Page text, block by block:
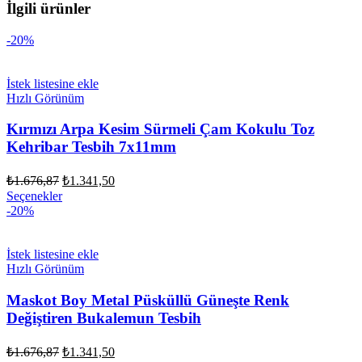
İlgili ürünler
-20%
İstek listesine ekle
Hızlı Görünüm
Kırmızı Arpa Kesim Sürmeli Çam Kokulu Toz
Kehribar Tesbih 7x11mm
₺1.676,87 Orijinal
fiyat:
₺1.341,50Şu
Seçenekler
-20%
İstek listesine ekle
Hızlı Görünüm
Maskot Boy Metal Püsküllü Güneşte Renk
Değiştiren Bukalemun Tesbih
₺1.676,87 Orijinal
₺1.341,50Şu